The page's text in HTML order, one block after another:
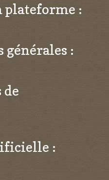
plateforme :
générales :
: